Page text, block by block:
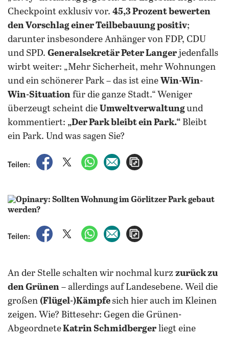
Checkpoint exklusiv vor. 45,3 Prozent bewerten
den Vorschlag einer Teilbebauung positiv;
darunter insbesondere Anhänger von FDP, CDU
und SPD. Generalsekretär Peter Langer jedenfalls
wirbt weiter: „Mehr Sicherheit, mehr Wohnungen
und ein schönerer Park – das ist eine Win-Win-
Win-Situation für die ganze Stadt.“ Weniger
überzeugt scheint die Umweltverwaltungund
kommentiert: „Der Park bleibt ein Park.“ Bleibt
ein Park. Und was sagen Sie?
Teilen:
auf Facebook teilen
auf X teilenper WhatsApp teilen
per E-Mail teilen
Teilen:
auf Facebook teilen
auf X teilenper WhatsApp teilen
per E-Mail teilen
An der Stelle schalten wir nochmal kurz zurück zu
den Grünen – allerdings auf Landesebene. Weil die
großen (Flügel-)Kämpfesich hier auch im Kleinen
zeigen. Wie? Bittesehr: Gegen die Grünen-
AbgeordneteKatrin Schmidberger liegt eine